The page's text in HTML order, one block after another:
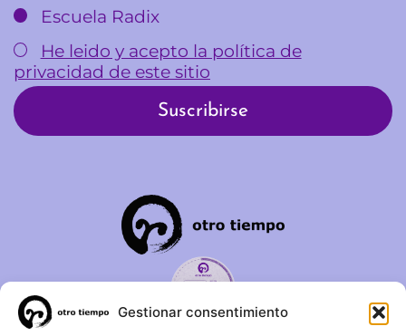
Gestionar consentimiento
Escuela Radix
He leido y acepto la política de
privacidad de este sitio